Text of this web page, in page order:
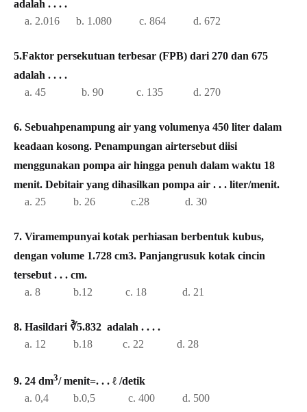
adalah . . . .
a. 2.016 b. 1.080 c. 864 d. 672
5.Faktor persekutuan terbesar (FPB) dari 270 dan 675
adalah . . . .
a. 45 b. 90 c. 135 d. 270
6. Sebuahpenampung air yang volumenya 450 liter dalam
keadaan kosong. Penampungan airtersebut diisi
menggunakan pompa air hingga penuh dalam waktu 18
menit. Debitair yang dihasilkan pompa air . . . liter/menit.
a. 25 b. 26 c.28 d. 30
7. Viramempunyai kotak perhiasan berbentuk kubus,
dengan volume 1.728 cm3. Panjangrusuk kotak cincin
tersebut . . . cm.
a. 8 b.12 c. 18 d. 21
8. Hasildari ∛5.832 adalah . . . .
a. 12 b.18 c. 22 d. 28
9. 24 dm3/ menit=. . . ℓ /detik
a. 0,4 b.0,5 c. 400 d. 500